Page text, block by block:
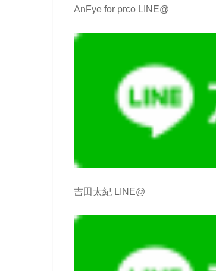
AnFye for prco LINE@
吉田太紀 LINE@